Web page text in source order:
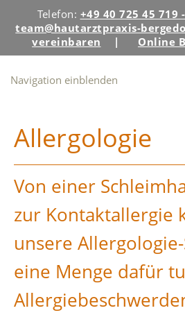
Telefon: +49 40 725 45 719
team@hautarztpraxis-
vereinbaren | Online
Navigation einblenden
Allergologie
Von einer
zur Kontaktallergie
unsere
eine Menge dafür